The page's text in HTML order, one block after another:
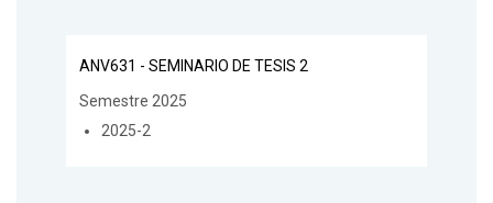
ANV631 - SEMINARIO DE TESIS 2
Semestre 2025
2025-2